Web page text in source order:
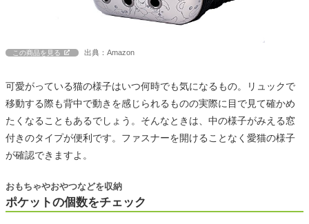
この商品を見る 出典：Amazon
可愛がっている猫の様子はいつ何時でも気になるもの。リュックで
移動する際も背中で動きを感じられるものの実際に目で見て確かめ
たくなることもあるでしょう。そんなときは、中の様子がみえる窓
付きのタイプが便利です。ファスナーを開けることなく愛猫の様子
が確認できますよ。
ポケットの個数をチェック
おもちゃやおやつなどを収納